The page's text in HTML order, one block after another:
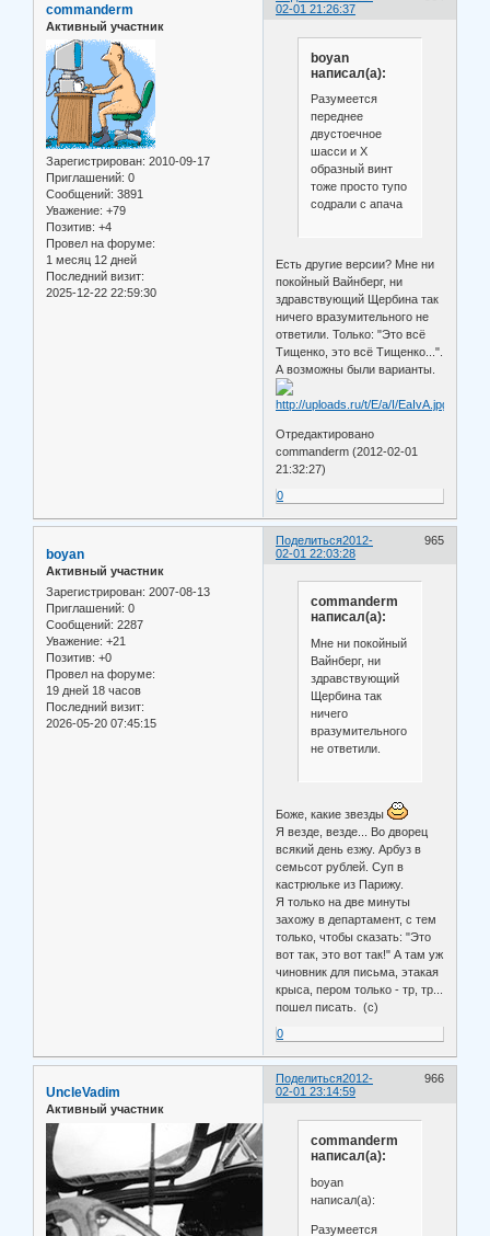
02-01 21:26:37
commanderm
Активный участник
Зарегистрирован: 2010-09-17
Приглашений: 0
Сообщений: 3891
Уважение: +79
Позитив: +4
Провел на форуме:
1 месяц 12 дней
Последний визит:
2025-12-22 22:59:30
boyan
написал(а):
Разумеется
переднее
двустоечное
шасси и Х
образный винт
тоже просто тупо
содрали с апача
Есть другие версии? Мне ни
покойный Вайнберг, ни
здравствующий Щербина так
ничего вразумительного не
ответили. Только: "Это всё
Тищенко, это всё Тищенко...".
А возможны были варианты.
Отредактировано
commanderm (2012-02-01
21:32:27)
0
Поделиться 965
2012-
02-01 22:03:28
boyan
Активный участник
Зарегистрирован: 2007-08-13
Приглашений: 0
Сообщений: 2287
Уважение: +21
Позитив: +0
Провел на форуме:
19 дней 18 часов
Последний визит:
2026-05-20 07:45:15
commanderm
написал(а):
Мне ни покойный
Вайнберг, ни
здравствующий
Щербина так
ничего
вразумительного
не ответили.
Боже, какие звезды
Я везде, везде... Во дворец
всякий день езжу. Арбуз в
семьсот рублей. Суп в
кастрюльке из Парижу.
Я только на две минуты
захожу в департамент, с тем
только, чтобы сказать: "Это
вот так, это вот так!" А там уж
чиновник для письма, этакая
крыса, пером только - тр, тр...
пошел писать. (с)
0
Поделиться 966
2012-
02-01 23:14:59
UncleVadim
Активный участник
commanderm
написал(а):
boyan
написал(а):
Разумеется